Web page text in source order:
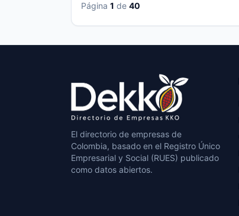
Página 1 de 40
El directorio de empresas de
Colombia, basado en el Registro Único
Empresarial y Social (RUES) publicado
como datos abiertos.